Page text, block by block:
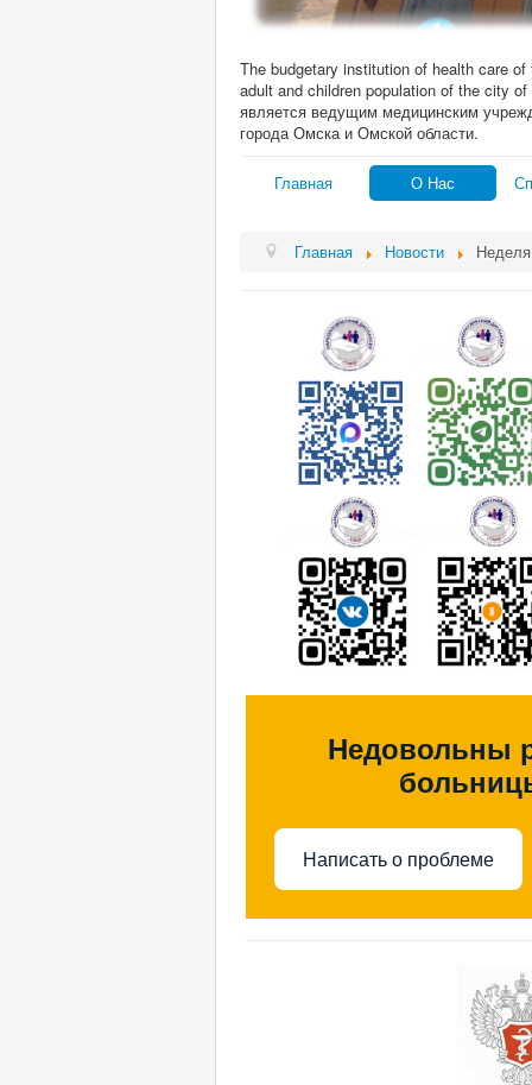
The budgetary institution of health care
adult and children population of the city
является ведущим медицинским
города Омска и Омской области.
Главная О Нас
Главная Новости
Недовольны
Написать о проблеме